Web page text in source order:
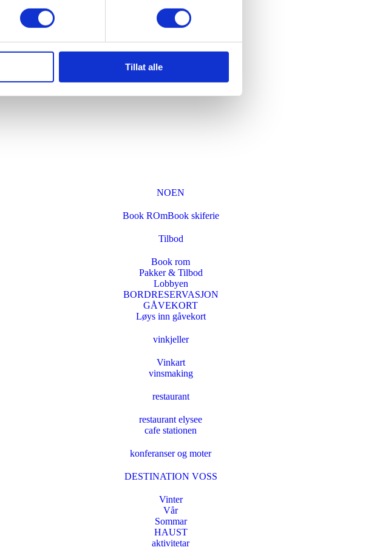
Tillat alle
NOEN
Book ROmBook skiferie
Tilbod
Book rom
Pakker & Tilbod
Lobbyen
BORDRESERVASJON
GÅVEKORT
Løys inn gåvekort
vinkjeller
Vinkart
vinsmaking
restaurant
restaurant elysee
cafe stationen
konferanser og moter
DESTINATION VOSS
Vinter
Vår
Sommar
HAUST
aktivitetar